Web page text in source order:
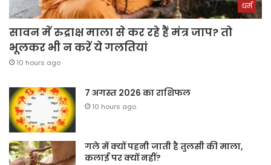
धर्म
सावन में रुद्राक्ष माला से कर रहे हैं मंत्र जाप? तो
भूलकर भी न करें ये गलतियां
10 hours ago
7 अगस्त 2026 का राशिफल
10 hours ago
गले में क्यों पहनी जाती है तुलसी की माला,
कलाई पर क्यों नहीं?